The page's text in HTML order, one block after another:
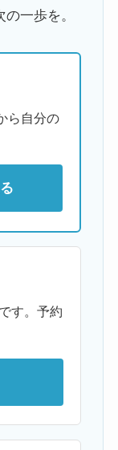
一歩を。
ら自分の
す。予約